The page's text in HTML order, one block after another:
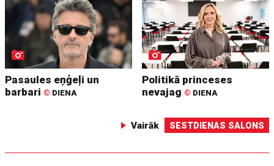
Pasaules eņģeļi un
barbari © DIENA
Politikā princeses
nevajag © DIENA
Vairāk SESTDIENAS SALONS